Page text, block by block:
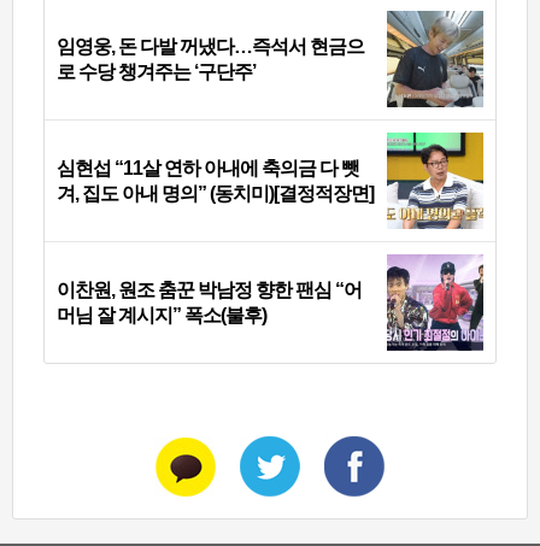
임영웅, 돈 다발 꺼냈다…즉석서 현금으
로 수당 챙겨주는 ‘구단주’
심현섭 “11살 연하 아내에 축의금 다 뺏
겨, 집도 아내 명의” (동치미)[결정적장면]
이찬원, 원조 춤꾼 박남정 향한 팬심 “어
머님 잘 계시지” 폭소(불후)